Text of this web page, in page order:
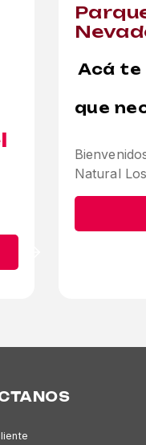
Acá te
que
Natural